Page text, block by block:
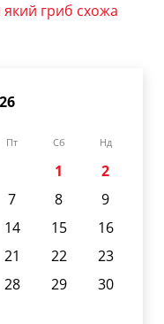
який гриб схожа
Пт Сб Нд
1
2
7 8
9
14 15
16
21 22
23
28 29
30